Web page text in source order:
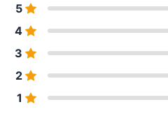
5
4
3
2
1